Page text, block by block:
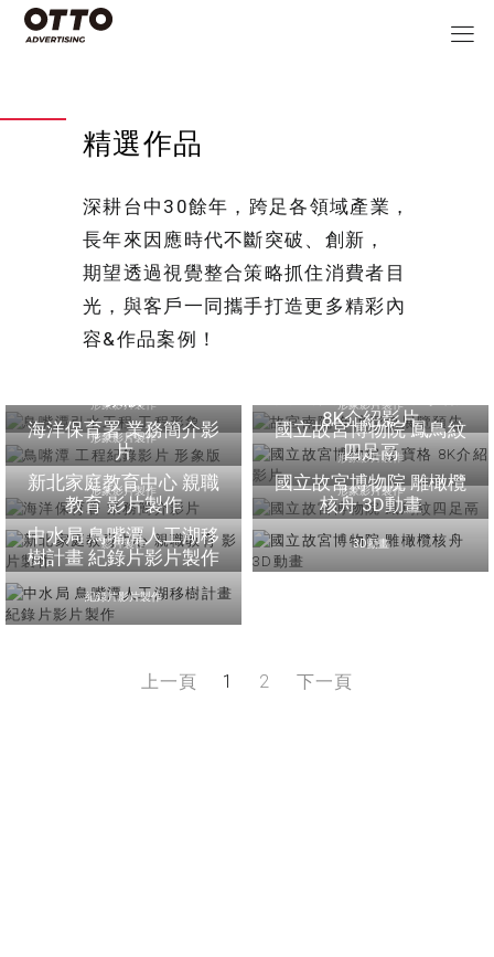
精選作品
深耕台中30餘年，跨足各領域產業，
長年來因應時代不斷突破、創新，
期望透過視覺整合策略抓住消費者目
光，與客戶一同攜手打造更多精彩內
容&作品案例！
鳥嘴潭引水工程 工程形
形象影片製作 形象影片製作
形象影片製作
8K介紹影片
形象影片製作
海洋保育署 業務簡介影
片
形象影片製作
國立故宮博物院 鳳鳥紋
四足鬲
形象影片製作
新北家庭教育中心 親職
教育 影片製作
影片製作
國立故宮博物院 雕橄欖
核舟 3D動畫
3D動畫
中水局 鳥嘴潭人工湖移
樹計畫 紀錄片影片製作
紀錄片影片製作
上一頁 1 2 下一頁